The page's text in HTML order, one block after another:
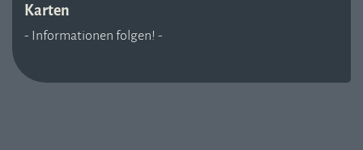
Karten
- Informationen folgen! -